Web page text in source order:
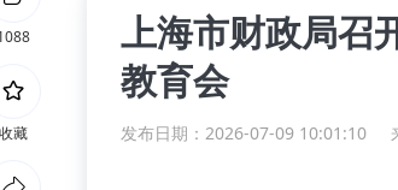
上海市财政局召
教育会
发布日期：2026-07-09 10:01:10
收藏